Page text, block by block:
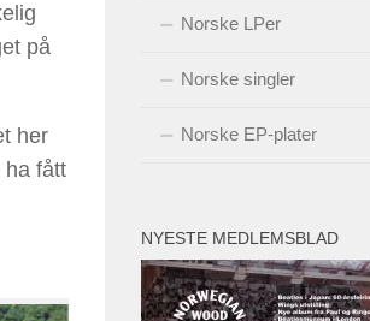
på
her
ha fått
Norske LPer
Norske singler
Norske EP-plater
NYESTE MEDLEMSBLAD